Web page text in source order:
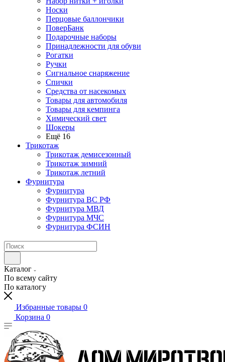
Носки
Перцовые баллончики
ПоверБанк
Подарочные наборы
Принадлежности для обуви
Рогатки
Ручки
Сигнальное снаряжение
Спички
Средства от насекомых
Товары для автомобиля
Товары для кемпинга
Химический свет
Шокеры
Ещё 16
Трикотаж
Трикотаж демисезонный
Трикотаж зимний
Трикотаж летний
Фурнитура
Фурнитура
Фурнитура ВС РФ
Фурнитура МВД
Фурнитура МЧС
Фурнитура ФСИН
Каталог
По всему сайту
По каталогу
Избранные товары 0
Корзина 0